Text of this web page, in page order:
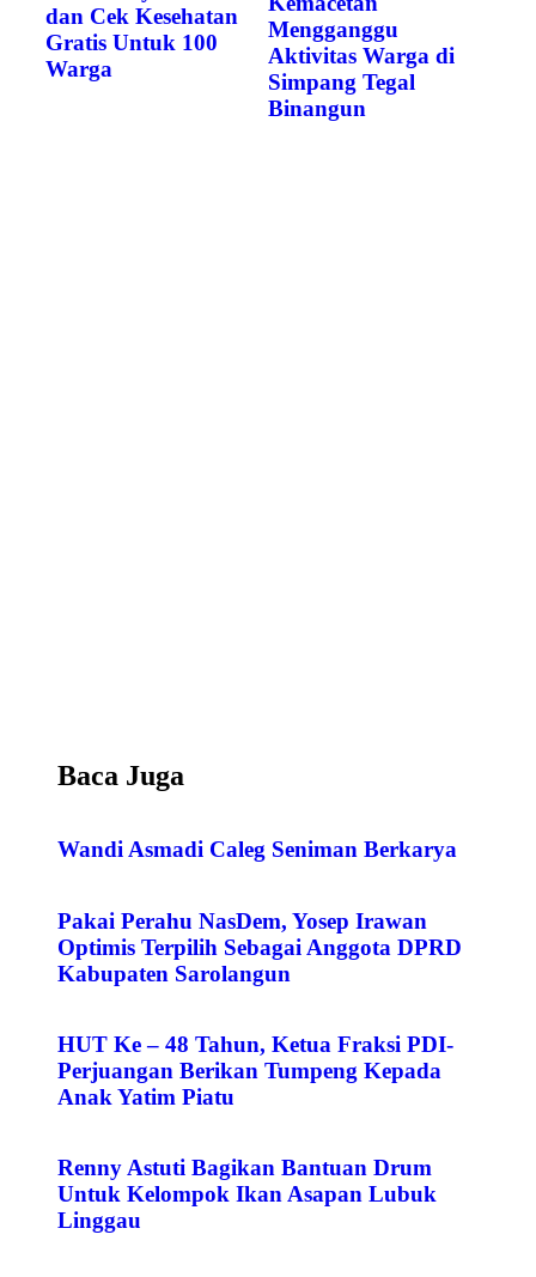
dan Cek Kesehatan
Gratis Untuk 100
Warga
Mengganggu
Aktivitas Warga di
Simpang Tegal
Binangun
Baca Juga
Wandi Asmadi Caleg Seniman Berkarya
Pakai Perahu NasDem, Yosep Irawan
Optimis Terpilih Sebagai Anggota DPRD
Kabupaten Sarolangun
HUT Ke – 48 Tahun, Ketua Fraksi PDI-
Perjuangan Berikan Tumpeng Kepada
Anak Yatim Piatu
Renny Astuti Bagikan Bantuan Drum
Untuk Kelompok Ikan Asapan Lubuk
Linggau